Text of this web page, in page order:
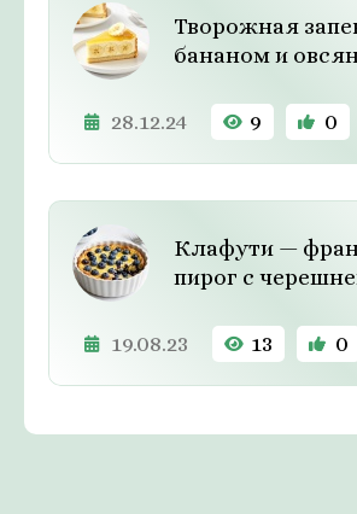
Творожная
бананом и
28.12.24 9 0
Клафути —
пирог с
19.08.23 13 0